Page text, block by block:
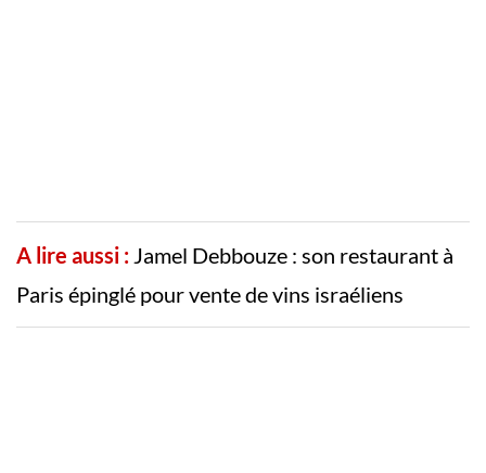
A lire aussi : Jamel Debbouze : son restaurant à
Paris épinglé pour vente de vins israéliens